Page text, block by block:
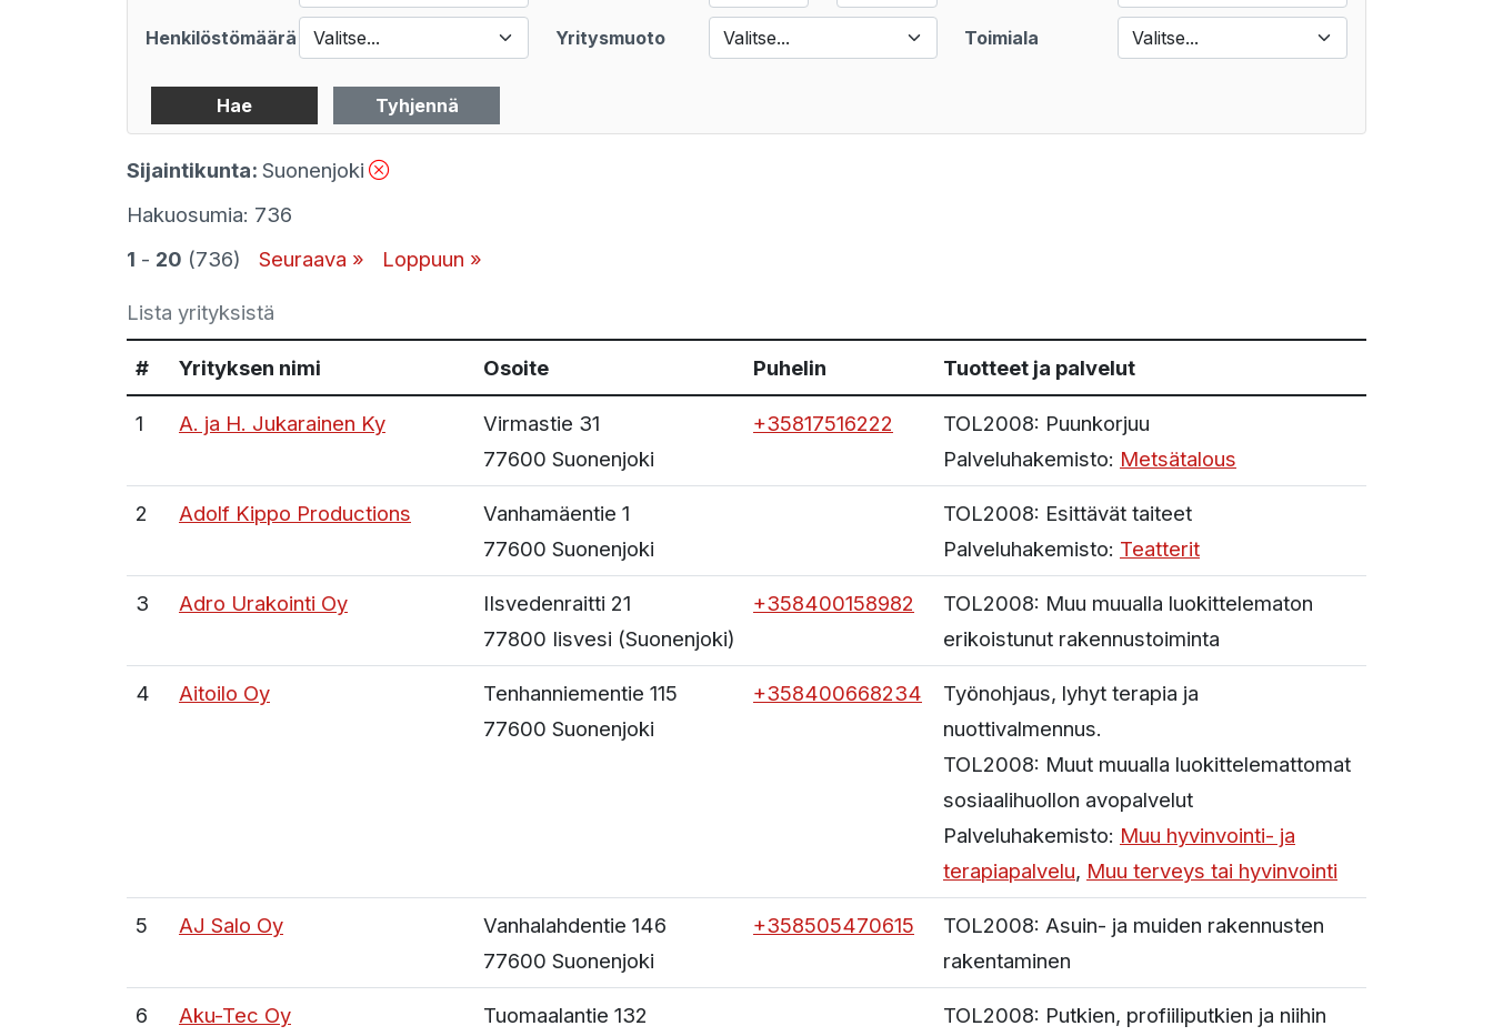
Henkilöstömäärä Valitse... Yritysmuoto Valitse... Toimiala Valitse...
Hae Tyhjennä
Sijaintikunta: Suonenjoki
Hakuosumia: 736
1 - 20 (736) Seuraava » Loppuun »
Lista yrityksistä
# Yrityksen nimi Osoite Puhelin Tuotteet ja palvelut
1 A. ja H. Jukarainen Ky
Virmastie 31
77600 Suonenjoki
+35817516222 TOL2008: Puunkorjuu
Palveluhakemisto: Metsätalous
2 Adolf Kippo Productions
Vanhamäentie 1
77600 Suonenjoki
TOL2008: Esittävät taiteet
Palveluhakemisto: Teatterit
3 Adro Urakointi Oy
IIsvedenraitti 21
77800 Iisvesi (Suonenjoki)
+358400158982 TOL2008: Muu muualla luokittelematon
erikoistunut rakennustoiminta
4 Aitoilo Oy
Tenhanniementie 115
77600 Suonenjoki
+358400668234
Työnohjaus, lyhyt terapia ja
nuottivalmennus.
TOL2008: Muut muualla luokittelemattomat
sosiaalihuollon avopalvelut
Palveluhakemisto: Muu hyvinvointi- ja
terapiapalvelu, Muu terveys tai hyvinvointi
5 AJ Salo Oy
Vanhalahdentie 146
77600 Suonenjoki
+358505470615 TOL2008: Asuin- ja muiden rakennusten
rakentaminen
6 Aku-Tec Oy
Tuomaalantie 132
TOL2008: Putkien, profiiliputkien ja niihin